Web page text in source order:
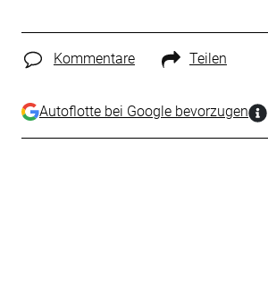
Kommentare Teilen
Autoflotte bei Google bevorzugen